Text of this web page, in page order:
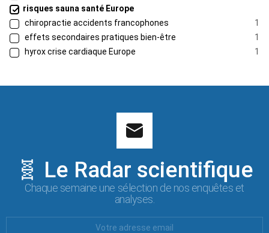
risques sauna santé Europe
chiropractie accidents francophones
1
effets secondaires pratiques bien-être
1
hyrox crise cardiaque Europe
1
🧬 Le Radar scientifique
Chaque semaine une sélection de nos enquêtes et
analyses.